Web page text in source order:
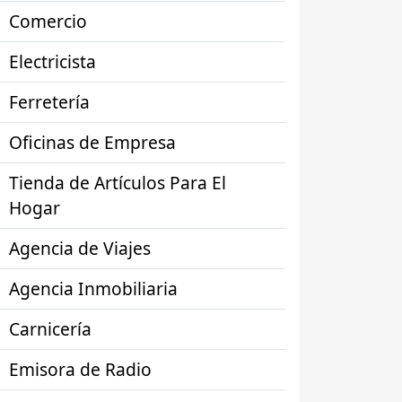
Comercio
Electricista
Ferretería
Oficinas de Empresa
Tienda de Artículos Para El
Hogar
Agencia de Viajes
Agencia Inmobiliaria
Carnicería
Emisora de Radio